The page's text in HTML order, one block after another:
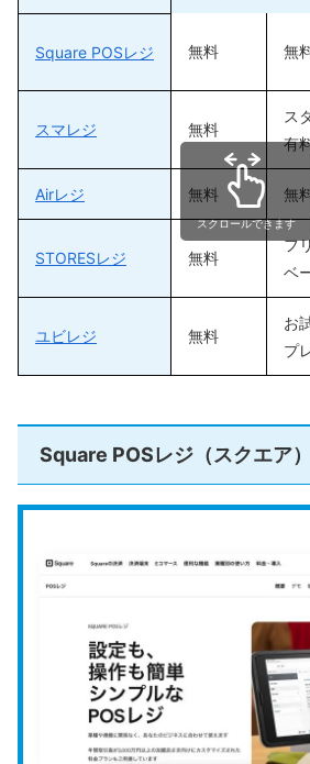
Square POSレジ 無料 無
スマレジ 無料
ス
有
Airレジ 無料 無
STORESレジ 無料
フ
ベ
ユビレジ 無料
お
プ
スクロールできます
Square POSレジ（スクエア）